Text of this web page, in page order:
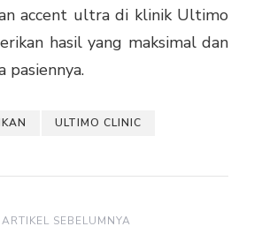
accent ultra di klinik Ultimo
hasil yang maksimal dan
pasiennya.
ULTIMO CLINIC
ARTIKEL SEBELUMNYA